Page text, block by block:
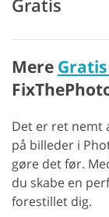
Mere
Det er ret nemt
på billeder i
gøre det før.
du skabe en
forestillet dig.